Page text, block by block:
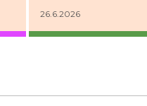
26.6.2026